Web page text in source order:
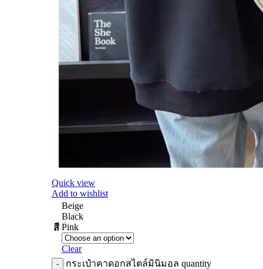
Quick view
Add to wishlist
สี
Beige
Black
Pink
Clear
กระเป๋าคาดอกสไตล์มินิมอล quantity